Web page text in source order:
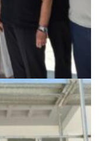
φέρει